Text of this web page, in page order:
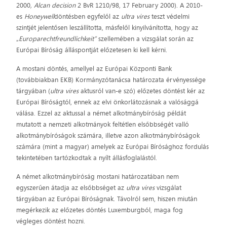
2000, Alcan decision2 BvR 1210/98, 17 February 2000). A 2010-
es Honeywelldöntésben egyfelől az ultra viresteszt védelmi
szintjét jelentősen leszállította, másfelől kinyilvánította, hogy az
„Europarechtfreundlichkeit”szellemében a vizsgálat során az
Európai Bíróság álláspontját előzetesen ki kell kérni.
A mostani döntés, amellyel az Európai Központi Bank
(továbbiakban EKB) Kormányzótanácsa határozata érvényessége
tárgyában (ultra viresaktusról van-e szó) előzetes döntést kér az
Európai Bíróságtól, ennek az elvi önkorlátozásnak a valósággá
válása. Ezzel az aktussal a német alkotmánybíróság példát
mutatott a nemzeti alkotmányok feltétlen elsőbbségét valló
alkotmánybíróságok számára, illetve azon alkotmánybíróságok
számára (mint a magyar) amelyek az Európai Bírósághoz fordulás
tekintetében tartózkodtak a nyílt állásfoglalástól.
A német alkotmánybíróság mostani határozatában nem
egyszerűen átadja az elsőbbséget az ultra viresvizsgálat
tárgyában az Európai Bíróságnak. Távolról sem, hiszen miután
megérkezik az előzetes döntés Luxemburgból, maga fog
végleges döntést hozni.